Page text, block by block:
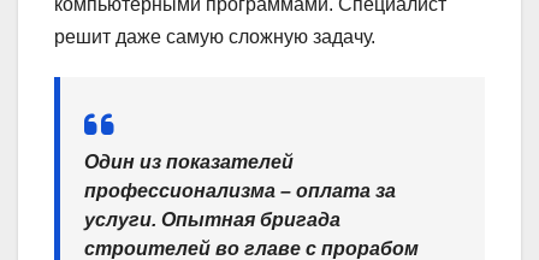
решит даже самую сложную задачу.
Один из показателей
профессионализма – оплата за
услуги. Опытная бригада
строителей во главе с прорабом